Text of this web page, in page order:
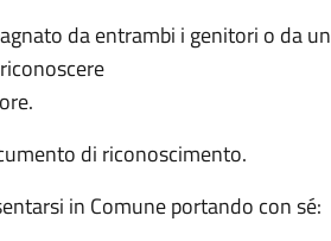
da entrambi i genitori o da un
di riconoscimento.
in Comune portando con sé: